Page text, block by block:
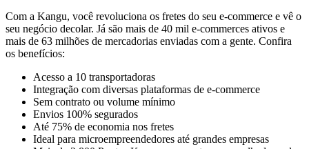
Com a Kangu, você revoluciona os fretes do seu e-commerce e vê o
seu negócio decolar. Já são mais de 40 mil e-commerces ativos e
mais de 63 milhões de mercadorias enviadas com a gente. Confira
os benefícios:
Acesso a 10 transportadoras
Integração com diversas plataformas de e-commerce
Sem contrato ou volume mínimo
Envios 100% segurados
Até 75% de economia nos fretes
Ideal para microempreendedores até grandes empresas